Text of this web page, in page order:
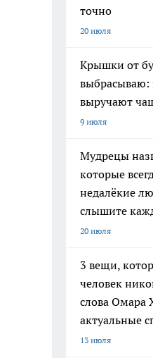
точно
20 июля
Крышки от
выбрасываю:
выручают
9 июля
Мудрецы
которые
недалёкие
слышите
20 июля
3 вещи,
человек
слова Омара
актуальные
13 июля